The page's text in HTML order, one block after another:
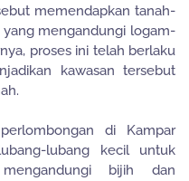
memendapkan tanah-
mengandungi logam-
proses ini telah berlaku
kawasan tersebut
di Kampar
lubang kecil untuk
bijih dan